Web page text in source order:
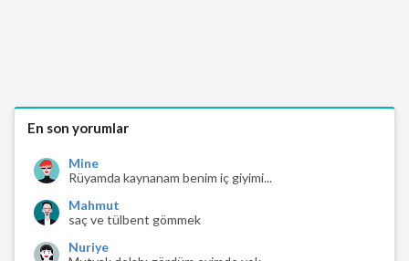
En son yorumlar
Mine
Rüyamda kaynanam benim iç giyimi...
Mahmut
saç ve tülbent gömmek
Nuriye